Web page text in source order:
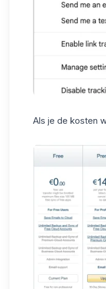
Als je de kosten